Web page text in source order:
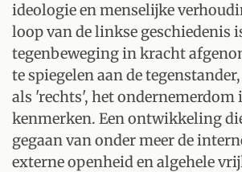
ideologie en menselijke
loop van de linkse geschiedenis
tegenbeweging in kracht
te spiegelen aan de
als 'rechts', het ondernemerdom
kenmerken. Een ontwikkeling
gegaan van onder meer de
externe openheid en algehele